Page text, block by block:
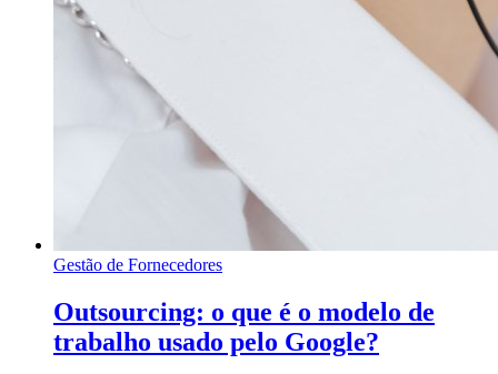
Gestão de Fornecedores
Outsourcing: o que é o modelo de
trabalho usado pelo Google?